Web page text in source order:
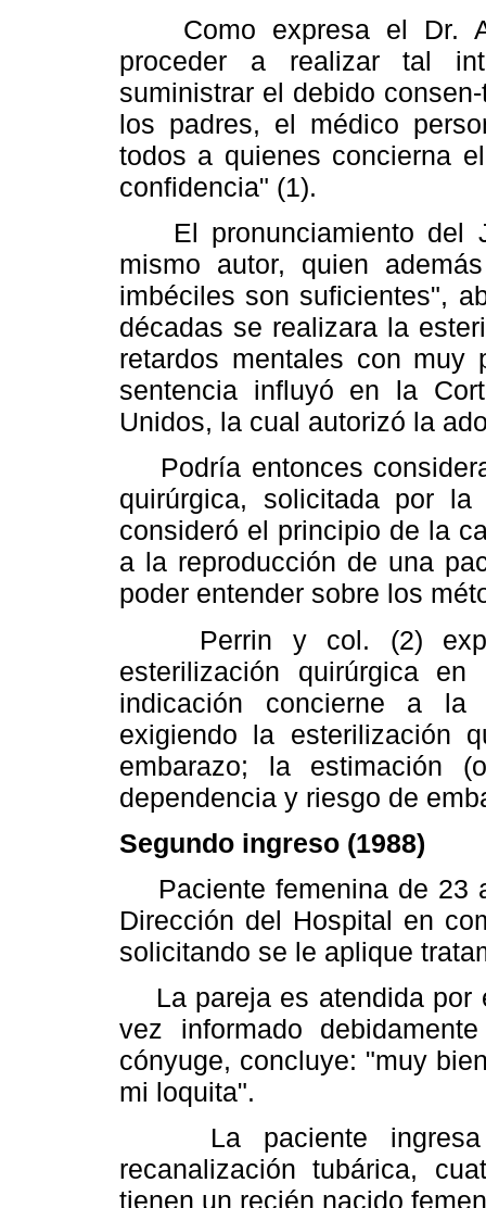
Como expresa el Dr.
proceder a realizar tal
suministrar el debido
los padres, el médico
todos a quienes concierna
confidencia" (1).
El pronunciamiento del
mismo autor, quien
imbéciles son suficientes",
décadas se realizara la
retardos mentales con muy
sentencia influyó en la
Unidos, la cual autorizó la
Podría entonces
quirúrgica, solicitada por
consideró el principio de la
a la reproducción de una
poder entender sobre los
Perrin y col. (2)
esterilización quirúrgica
indicación concierne a la
exigiendo la esterilización
embarazo; la estimación
dependencia y riesgo de
Segundo ingreso (1988)
Paciente femenina de 23
Dirección del Hospital en
solicitando se le aplique
La pareja es atendida por
vez informado
cónyuge, concluye: "muy
mi loquita".
La paciente ingresa
recanalización tubárica,
tienen un recién nacido